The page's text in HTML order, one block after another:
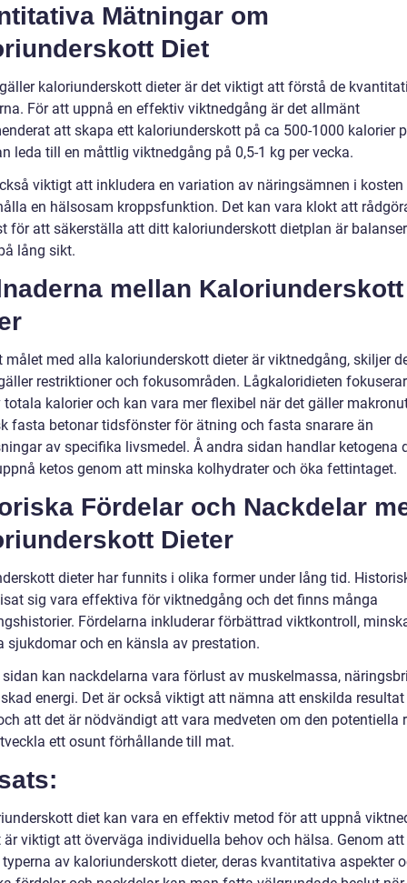
Mätningar om
Diet
kaloriunderskott dieter är det viktigt att förstå de
För att uppnå en effektiv viktnedgång är det allmänt
att skapa ett kaloriunderskott på ca 500-1000 kalorier
leda till en måttlig viktnedgång på 0,5-1 kg per vecka.
viktigt att inkludera en variation av näringsämnen i
en hälsosam kroppsfunktion. Det kan vara klokt att
för att säkerställa att ditt kaloriunderskott dietplan är
lång sikt.
mellan Kaloriunderskott
målet med alla kaloriunderskott dieter är viktnedgång, skiljer
restriktioner och fokusområden. Lågkaloridieten
kalorier och kan vara mer flexibel när det gäller
fasta betonar tidsfönster för ätning och fasta snarare än
av specifika livsmedel. Å andra sidan handlar ketogena
ketos genom att minska kolhydrater och öka fettintaget.
Fördelar och Nackdelar
Dieter
dieter har funnits i olika former under lång tid.
sig vara effektiva för viktnedgång och det finns många
Fördelarna inkluderar förbättrad viktkontroll,
sjukdomar och en känsla av prestation.
kan nackdelarna vara förlust av muskelmassa,
energi. Det är också viktigt att nämna att enskilda
att det är nödvändigt att vara medveten om den potentiella
ett osunt förhållande till mat.
diet kan vara en effektiv metod för att uppnå
är viktigt att överväga individuella behov och hälsa. Genom
av kaloriunderskott dieter, deras kvantitativa aspekter